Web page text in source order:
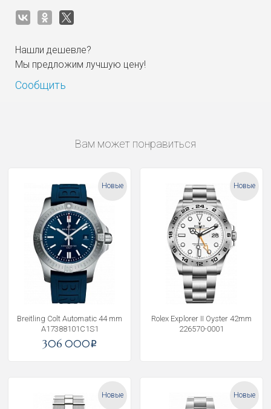
Нашли дешевле?
Мы предложим лучшую цену!
Сообщить
Вам может понравиться
Новые
Breitling Colt Automatic 44 mm
A17388101C1S1
306 000i
Новые
Rolex Explorer II Oyster 42mm
226570-0001
Новые Новые